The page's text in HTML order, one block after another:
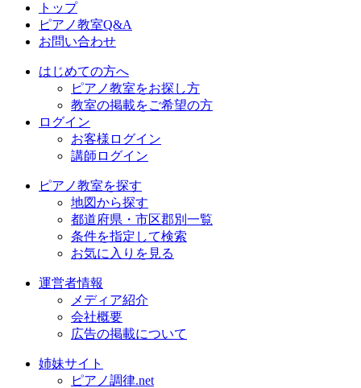
トップ
ピアノ教室Q&A
お問い合わせ
はじめての方へ
ピアノ教室をお探し方
教室の掲載をご希望の方
ログイン
お客様ログイン
講師ログイン
ピアノ教室を探す
地図から探す
都道府県・市区郡別一覧
条件を指定して検索
お気に入りを見る
運営者情報
メディア紹介
会社概要
広告の掲載について
姉妹サイト
ピアノ調律.net